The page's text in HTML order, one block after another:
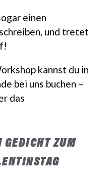
einen
und tretet
kannst du in
bei uns buchen –
das
ZUM